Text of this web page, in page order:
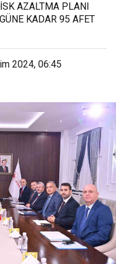
AZALTMA PLANI
KADAR 95 AFET
2024, 06:45